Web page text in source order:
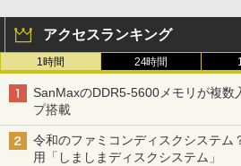
アクセスランキング
1時間 24時間
SanMaxのDDR5-5600メモリが複数
プ搭載
令和のファミコンディスクシステム
用「しましまディスクシステム」